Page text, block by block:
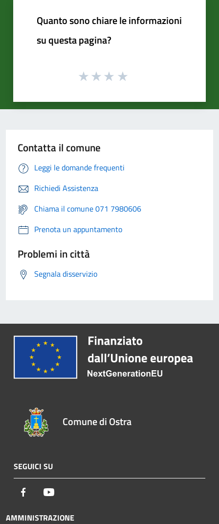
Quanto sono chiare le informazioni
su questa pagina?
Contatta il comune
Leggi le domande frequenti
Richiedi Assistenza
Chiama il comune 071 7980606
Prenota un appuntamento
Problemi in città
Segnala disservizio
Comune di Ostra
SEGUICI SU
Facebook
AMMINISTRAZIONE